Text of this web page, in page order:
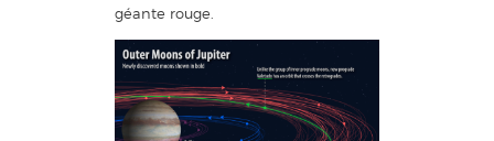
géante rouge.